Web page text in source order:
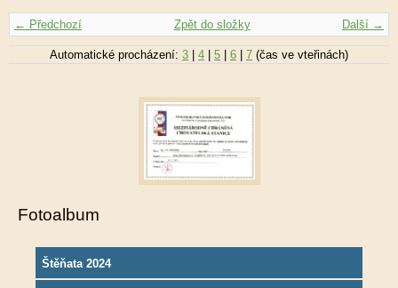
← Předchozí Další →
Zpět do složky
Automatické procházení: 3 | 4 | 5 | 6 | 7 (čas ve vteřinách)
Fotoalbum
Štěňata 2024